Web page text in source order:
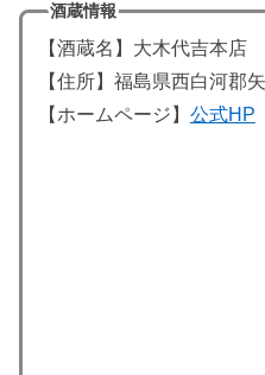
酒蔵情報
【酒蔵名】大木代吉本店
【住所】福島県西白河郡
【ホームページ】 公式HP